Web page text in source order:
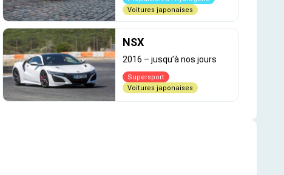
Voitures japonaises
NSX
2016 –jusqu’à nos jours
Supersport
Voitures japonaises